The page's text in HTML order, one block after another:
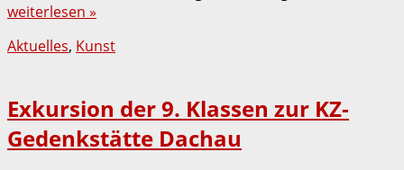
weiterlesen »
Aktuelles, Kunst
Exkursion der 9. Klassen zur KZ-
Gedenkstätte Dachau